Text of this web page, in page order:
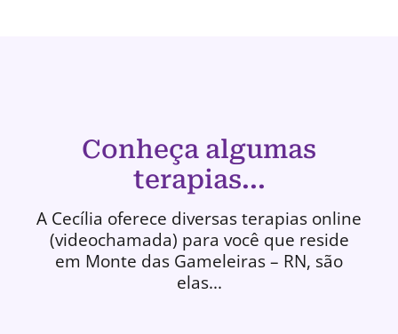
Conheça algumas
terapias...
A Cecília oferece diversas terapias online
(videochamada) para você que reside
em Monte das Gameleiras – RN, são
elas...